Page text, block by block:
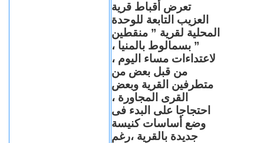
تعرض أقباط قرية
العزيب التابعة للوحدة
المحلية لقرية ” منقطين
” بسمالوط بالمنيا ،
لاعتداءات مساء اليوم ،
من قبل بعض من
متطرفين القرية وبعض
القرى المجاورة ،
احتجاجا على البدء فى
وضع أساسات كنيسة
جديدة بالقرية ،رغم